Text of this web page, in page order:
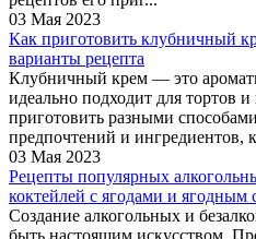
03 Мая 2023
Как приготовить клубничный
варианты рецепта
Клубничный крем — это
идеально подходит для тортов
приготовить разными
предпочтений и ингредиентов,
03 Мая 2023
Рецепты популярных
коктейлей с ягодами и ягодным
Создание алкогольных и
быть настоящим искусством.